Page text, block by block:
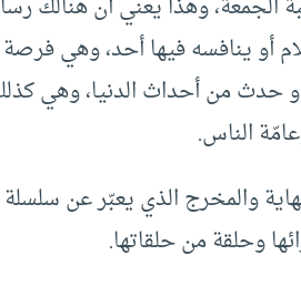
الجمعة، وهذا يعني أن هنالك
أو ينافسه فيها أحد، وهي فرصة
حدث من أحداث الدنيا، وهي
الناس.
والمخرج الذي يعبّر عن
وحلقة من حلقاتها.